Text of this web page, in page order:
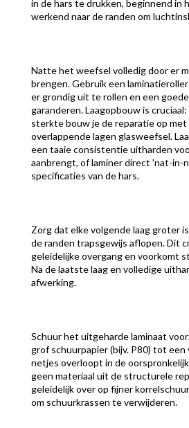
in de hars te drukken, beginnend in
werkend naar de randen om
Natte het weefsel volledig door er
brengen. Gebruik een
er grondig uit te rollen en een
garanderen. Laagopbouw is
sterkte bouw je de reparatie op met
overlappende lagen glasweefsel.
een taaie consistentie uitharden
aanbrengt, of laminer direct 'nat-in-
specificaties van de hars.
Zorg dat elke volgende laag groter
de randen trapsgewijs aflopen. Dit
geleidelijke overgang en voorkomt
Na de laatste laag en volledige
afwerking.
Schuur het uitgeharde laminaat
grof schuurpapier (bijv. P80) tot een
netjes overloopt in de
geen materiaal uit de structurele
geleidelijk over op fijner
om schuurkrassen te verwijderen.